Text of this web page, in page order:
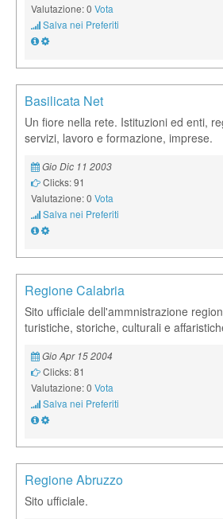
Valutazione: 0 Vota
Salva nei Preferiti
Basilicata Net
Un fiore nella rete. Istituzioni ed enti,
servizi, lavoro e formazione, imprese.
Gio Dic 11 2003
Clicks: 91
Valutazione: 0 Vota
Salva nei Preferiti
Regione Calabria
Sito ufficiale dell'ammnistrazione
turistiche, storiche, culturali e
Gio Apr 15 2004
Clicks: 81
Valutazione: 0 Vota
Salva nei Preferiti
Regione Abruzzo
Sito ufficiale.